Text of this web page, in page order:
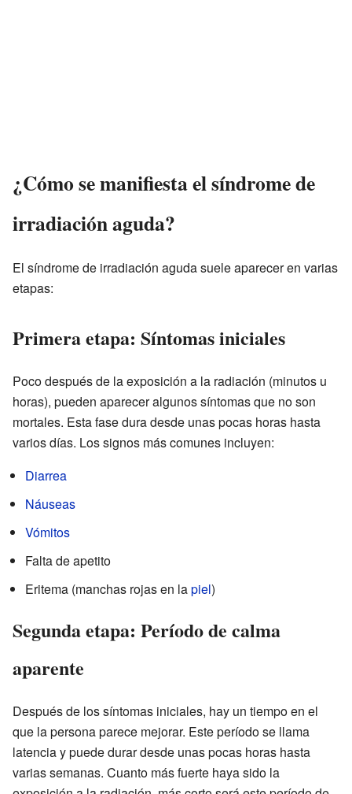
¿Cómo se manifiesta el síndrome de
irradiación aguda?
El síndrome de irradiación aguda suele aparecer en varias
etapas:
Primera etapa: Síntomas iniciales
Poco después de la exposición a la radiación (minutos u
horas), pueden aparecer algunos síntomas que no son
mortales. Esta fase dura desde unas pocas horas hasta
varios días. Los signos más comunes incluyen:
Diarrea
Náuseas
Vómitos
Falta de apetito
Eritema (manchas rojas en lapiel)
Segunda etapa: Período de calma
aparente
Después de los síntomas iniciales, hay un tiempo en el
que la persona parece mejorar. Este período se llama
latencia y puede durar desde unas pocas horas hasta
varias semanas. Cuanto más fuerte haya sido la